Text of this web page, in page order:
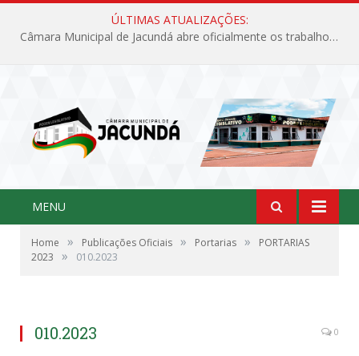
ÚLTIMAS ATUALIZAÇÕES:
Câmara Municipal de Jacundá abre oficialmente os trabalhos legislativos de 2026
MENU
Home » Publicações Oficiais » Portarias »
PORTARIAS
2023
» 010.2023
010.2023 0